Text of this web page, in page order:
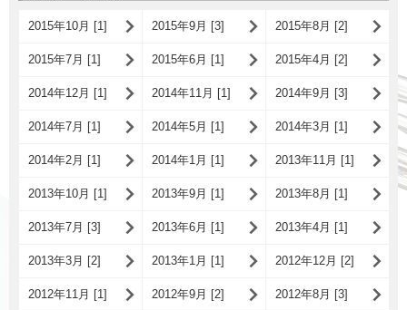
2015年10月 [1] 2015年9月 [3] 2015年8月 [2]
2015年7月 [1] 2015年6月 [1] 2015年4月 [2]
2014年12月 [1] 2014年11月 [1] 2014年9月 [3]
2014年7月 [1] 2014年5月 [1] 2014年3月 [1]
2014年2月 [1] 2014年1月 [1] 2013年11月 [1]
2013年10月 [1] 2013年9月 [1] 2013年8月 [1]
2013年7月 [3] 2013年6月 [1] 2013年4月 [1]
2013年3月 [2] 2013年1月 [1] 2012年12月 [2]
2012年11月 [1] 2012年9月 [2] 2012年8月 [3]